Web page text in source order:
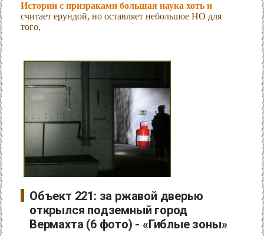
Истории с призраками большая наука хоть и
считает ерундой, но оставляет небольшое НО для
того,
Объект 221: за ржавой дверью
открылся подземный город
Вермахта (6 фото) - «Гиблые зоны»